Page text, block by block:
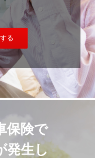
る
保険で
発生し